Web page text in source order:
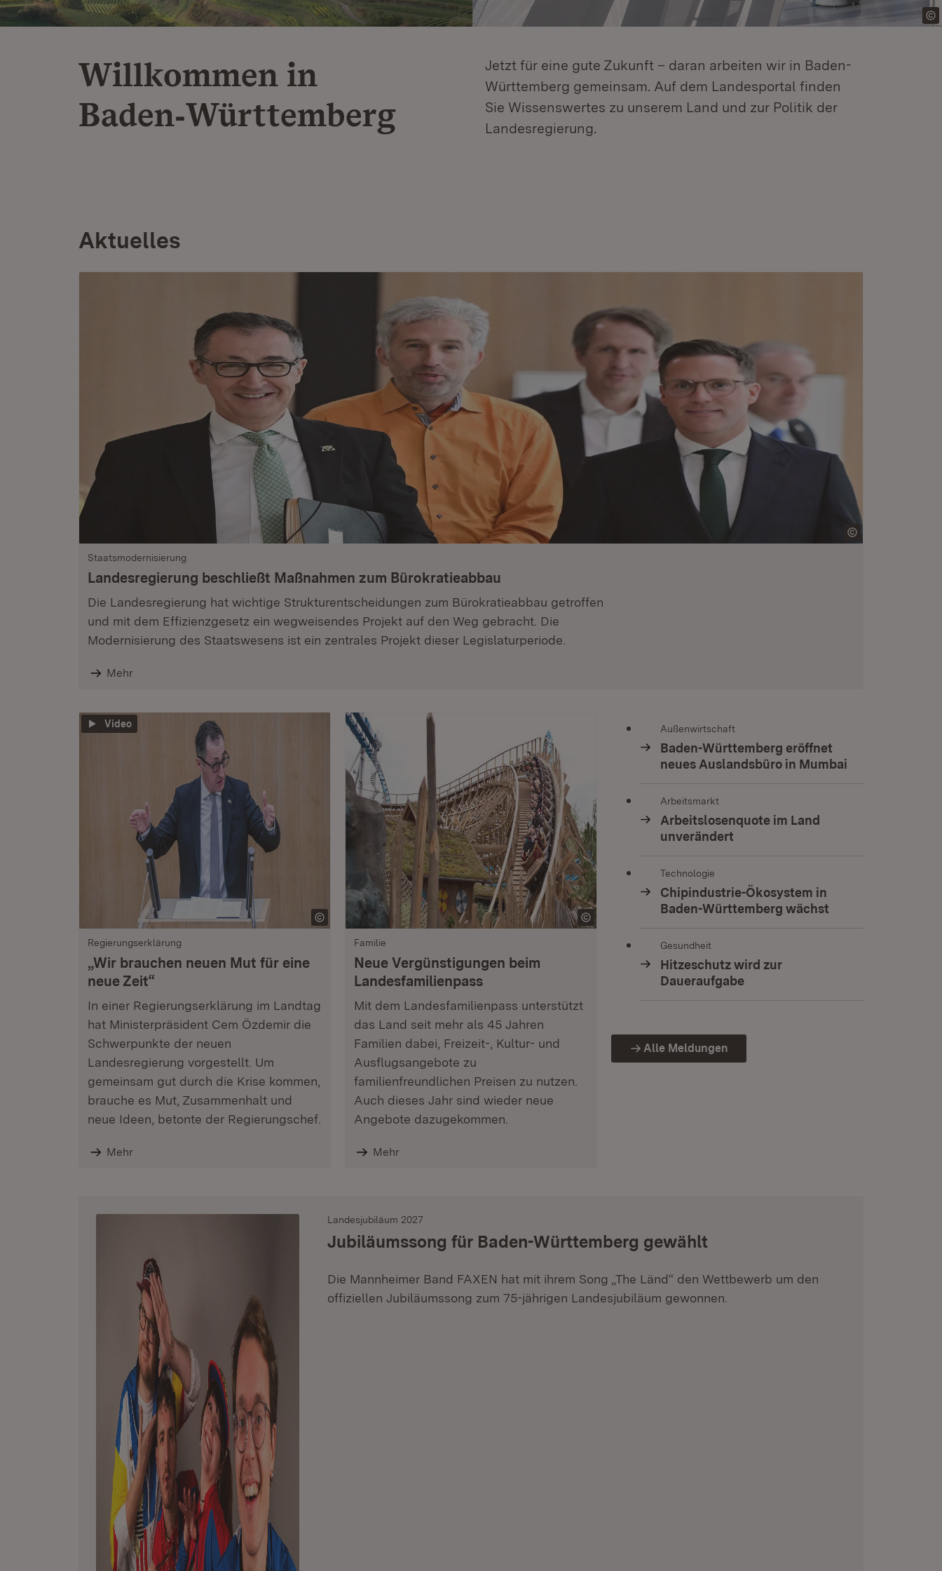
Willkommen in
Baden‑Württemberg
Jetzt für eine gute Zukunft – daran arbeiten wir in Baden-
Württemberg gemeinsam. Auf dem Landesportal finden
Sie Wissenswertes zu unserem Land und zur Politik der
Landesregierung.
Aktuelles
Staatsmodernisierung
Landesregierung beschließt Maßnahmen zum Bürokratieabbau
Die Landesregierung hat wichtige Strukturentscheidungen zum Bürokratieabbau getroffen
und mit dem Effizienzgesetz ein wegweisendes Projekt auf den Weg gebracht. Die
Modernisierung des Staatswesens ist ein zentrales Projekt dieser Legislaturperiode.
Mehr
Video
Regierungserklärung
„Wir brauchen neuen Mut für eine
neue Zeit“
In einer Regierungserklärung im Landtag
hat Ministerpräsident Cem Özdemir die
Schwerpunkte der neuen
Landesregierung vorgestellt. Um
gemeinsam gut durch die Krise kommen,
brauche es Mut, Zusammenhalt und
neue Ideen, betonte der Regierungschef.
Mehr
Familie
Neue Vergünstigungen beim
Landesfamilienpass
Mit dem Landesfamilienpass unterstützt
das Land seit mehr als 45 Jahren
Familien dabei, Freizeit-, Kultur- und
Ausflugsangebote zu
familienfreundlichen Preisen zu nutzen.
Auch dieses Jahr sind wieder neue
Angebote dazugekommen.
Mehr
Außenwirtschaft
Baden-Württemberg eröffnet
neues Auslandsbüro in Mumbai
Arbeitsmarkt
Arbeitslosenquote im Land
unverändert
Technologie
Chipindustrie-Ökosystem in
Baden-Württemberg wächst
Gesundheit
Hitzeschutz wird zur
Daueraufgabe
Alle Meldungen
Landesjubiläum 2027
Jubiläumssong für Baden-Württemberg gewählt
Die Mannheimer Band FAXEN hat mit ihrem Song „The Länd“ den Wettbewerb um den
offiziellen Jubiläumssong zum 75-jährigen Landesjubiläum gewonnen.